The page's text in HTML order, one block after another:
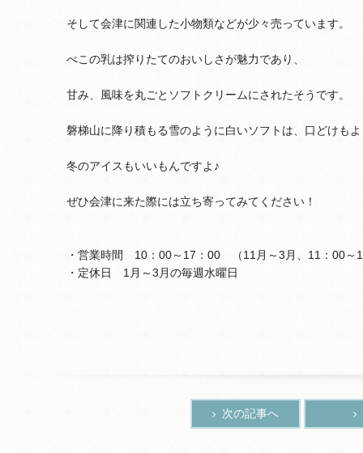
そして会津に関連した小物類などが少々売っています。
べこの乳は搾りたてのおいしさが魅力であり、
甘み、風味を丸ごとソフトクリームにされたそうです。
磐梯山に降り積もる雪のように白いソフトは、口どけも
冬のアイスもいいもんですよ♪
ぜひ会津に来た際には立ち寄ってみてください！
・営業時間 10：00～17：00 （11月～3月、11：00～
・定休日 1月～3月の毎週水曜日
次の記事へ